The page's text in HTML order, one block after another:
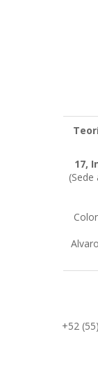
17,
+52